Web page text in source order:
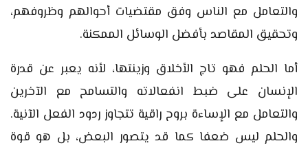
والتعامل مع الناس وفق مقتضيات أحوالهم وظروفهم،
وتحقيق المقاصد بأفضل الوسائل الممكنة.
أما الحلم فهو تاج الأخلاق وزينتها، لأنه يعبر عن قدرة
الإنسان على ضبط انفعالاته والتسامح مع الآخرين
والتعامل مع الإساءة بروح راقية تتجاوز ردود الفعل الآنية.
والحلم ليس ضعفا كما قد يتصور البعض، بل هو قوة